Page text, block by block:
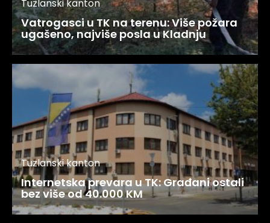
Tuzlanski kanton
Vatrogasci u TK na terenu: Više požara
ugašeno, najviše posla u Kladnju
Tuzlanski kanton
Internetska prevara u TK: Građani ostali
bez više od 40.000 KM